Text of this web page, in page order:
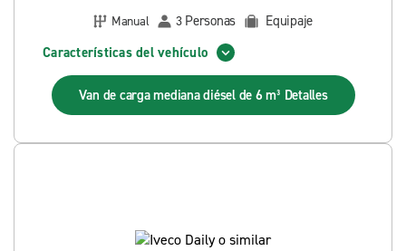
Manual
3 Personas
Equipaje
Características del vehículo
Van de carga mediana diésel de 6 m³ Detalles